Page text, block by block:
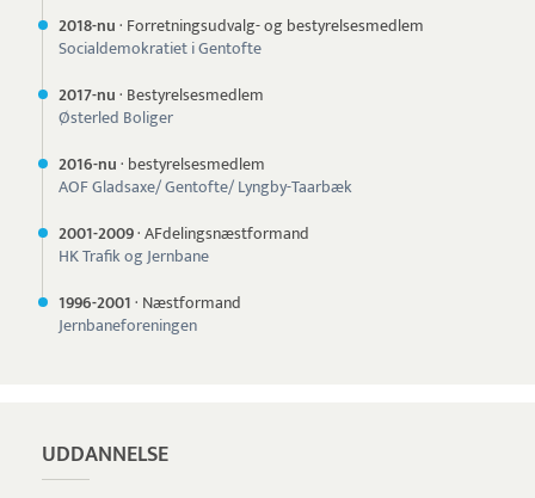
2018-nu· Forretningsudvalg- og bestyrelsesmedlem
Socialdemokratiet i Gentofte
2017-nu· Bestyrelsesmedlem
Østerled Boliger
2016-nu· bestyrelsesmedlem
AOF Gladsaxe/ Gentofte/ Lyngby-Taarbæk
2001-2009·AFdelingsnæstformand
HK Trafik og Jernbane
1996-2001· Næstformand
Jernbaneforeningen
UDDANNELSE